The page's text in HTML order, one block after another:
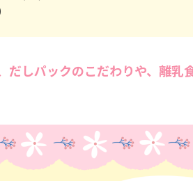
だしパックのこだわりや、離